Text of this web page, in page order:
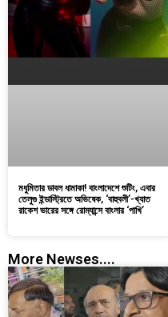
মধুমিতার ডাবল ধামাকা! বাংলাদেশে শুটিং, এবার
তেলুগু ইন্ডাস্ট্রিতে অভিষেক, ‘বাহুবলী’-খ্যাত
রাকেশ ভারের সঙ্গে রোম্যান্সে বাংলার ‘পাখি’
More Newses....